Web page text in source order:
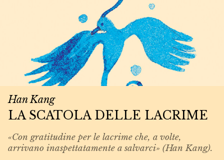
Han Kang
LA SCATOLA DELLE LACRIME
«Con gratitudine per le lacrime che, a volte,
arrivano inaspettatamente a salvarci» (Han Kang).